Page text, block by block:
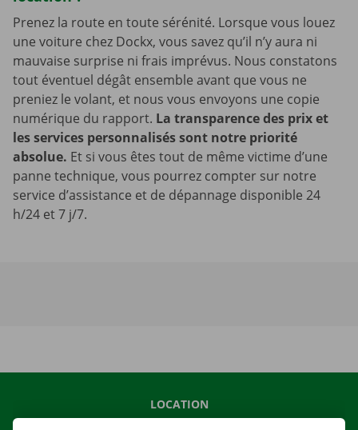
Prenez la route en toute sérénité. Lorsque vous louez
une voiture chez Dockx, vous savez qu’il n’y aura ni
mauvaise surprise ni frais imprévus. Nous constatons
tout éventuel dégât ensemble avant que vous ne
preniez le volant, et nous vous envoyons une copie
numérique du rapport. La transparence des prix et
les services personnalisés sont notre priorité
absolue. Et si vous êtes tout de même victime d’une
panne technique, vous pourrez compter sur notre
service d’assistance et de dépannage disponible 24
h/24 et 7 j/7.
LOCATION